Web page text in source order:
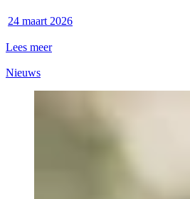
24 maart 2026
Lees meer
Nieuws